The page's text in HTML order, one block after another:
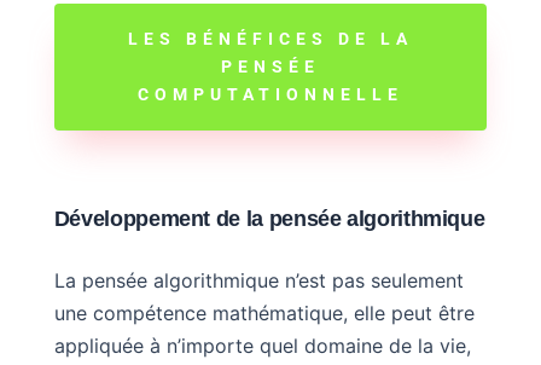
LES BÉNÉFICES DE LA
PENSÉE
COMPUTATIONNELLE
Développement de la pensée algorithmique
La pensée algorithmique n’est pas seulement
une compétence mathématique, elle peut être
appliquée à n’importe quel domaine de la vie,